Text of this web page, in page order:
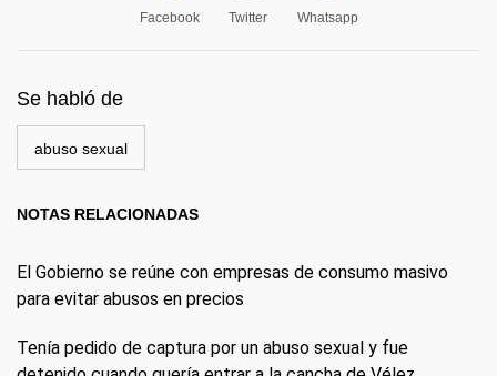
Facebook Twitter Whatsapp
Se habló de
abuso sexual
NOTAS RELACIONADAS
El Gobierno se reúne con empresas de consumo masivo
para evitar abusos en precios
Tenía pedido de captura por un abuso sexual y fue